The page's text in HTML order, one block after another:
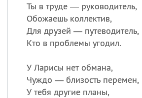
Ты в труде — руководитель,
Обожаешь коллектив,
Для друзей — путеводитель,
Кто в проблемы угодил.
У Ларисы нет обмана,
Чуждо — близость перемен,
У тебя другие планы,
Сегодня
Сергей